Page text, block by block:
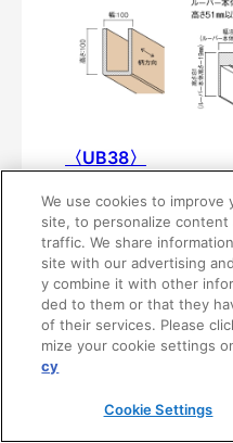
〈UB38〉
¥37,100/本（最低発注
We use cookies to
site, to personalize content
traffic. We share
site with our advertising
y combine it with other
ded to them or that they
of their services. Please
mize your cookie settings
cy
Cookie Settings